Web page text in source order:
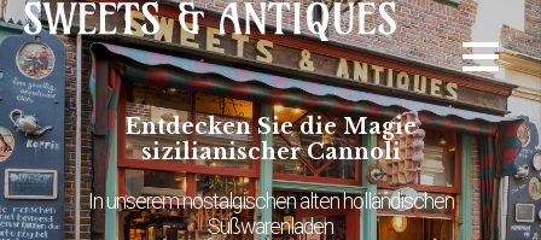
Entdecken Sie die Magie
sizilianischer Cannoli
In unserem nostalgischen alten holländischen
Süßwarenladen